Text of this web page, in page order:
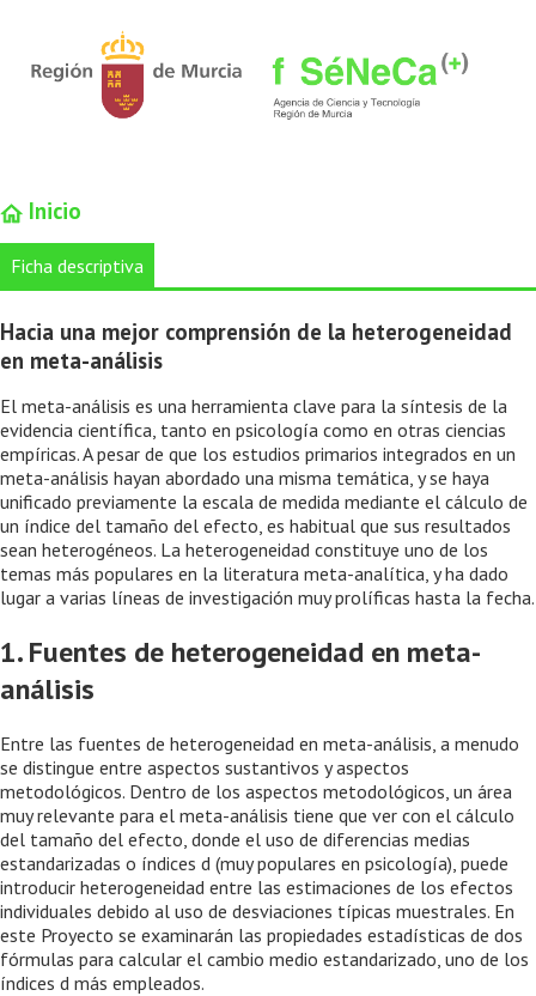
Inicio
Ficha descriptiva
Hacia una mejor comprensión de la heterogeneidad
en meta-análisis
El meta-análisis es una herramienta clave para la síntesis de la
evidencia científica, tanto en psicología como en otras ciencias
empíricas. A pesar de que los estudios primarios integrados en un
meta-análisis hayan abordado una misma temática, y se haya
unificado previamente la escala de medida mediante el cálculo de
un índice del tamaño del efecto, es habitual que sus resultados
sean heterogéneos. La heterogeneidad constituye uno de los
temas más populares en la literatura meta-analítica, y ha dado
lugar a varias líneas de investigación muy prolíficas hasta la fecha.
1. Fuentes de heterogeneidad en meta-
análisis
Entre las fuentes de heterogeneidad en meta-análisis, a menudo
se distingue entre aspectos sustantivos y aspectos
metodológicos. Dentro de los aspectos metodológicos, un área
muy relevante para el meta-análisis tiene que ver con el cálculo
del tamaño del efecto, donde el uso de diferencias medias
estandarizadas o índices d (muy populares en psicología), puede
introducir heterogeneidad entre las estimaciones de los efectos
individuales debido al uso de desviaciones típicas muestrales. En
este Proyecto se examinarán las propiedades estadísticas de dos
fórmulas para calcular el cambio medio estandarizado, uno de los
índices d más empleados.